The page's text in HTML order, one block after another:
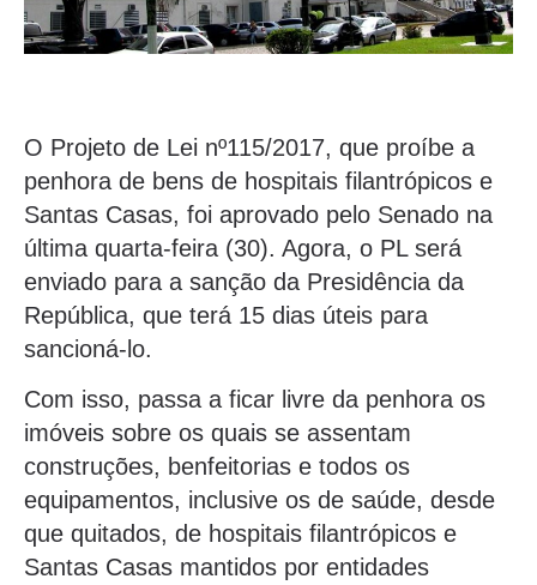
O Projeto de Lei nº115/2017, que proíbe a
penhora de bens de hospitais filantrópicos e
Santas Casas, foi aprovado pelo Senado na
última quarta-feira (30). Agora, o PL será
enviado para a sanção da Presidência da
República, que terá 15 dias úteis para
sancioná-lo.
Com isso, passa a ficar livre da penhora os
imóveis sobre os quais se assentam
construções, benfeitorias e todos os
equipamentos, inclusive os de saúde, desde
que quitados, de hospitais filantrópicos e
Santas Casas mantidos por entidades